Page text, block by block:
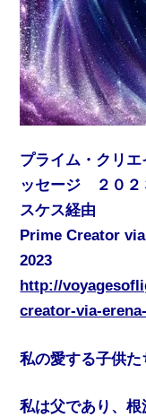
プライム・クリ
ッセージ ２０２
スケス経由
Prime Creator
2023
http://
creator-via-
私の愛する子供た
私は父であり、根